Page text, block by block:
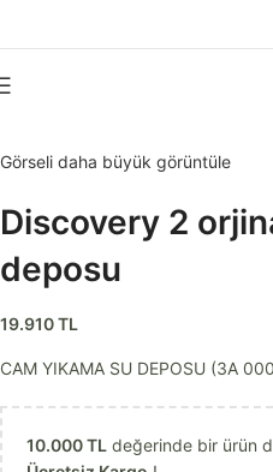
Görseli daha büyük görüntüle
Discovery 2
deposu
19.910TL
CAM YIKAMA SU DEPOSU (3A
10.000TL değerinde bir ürün